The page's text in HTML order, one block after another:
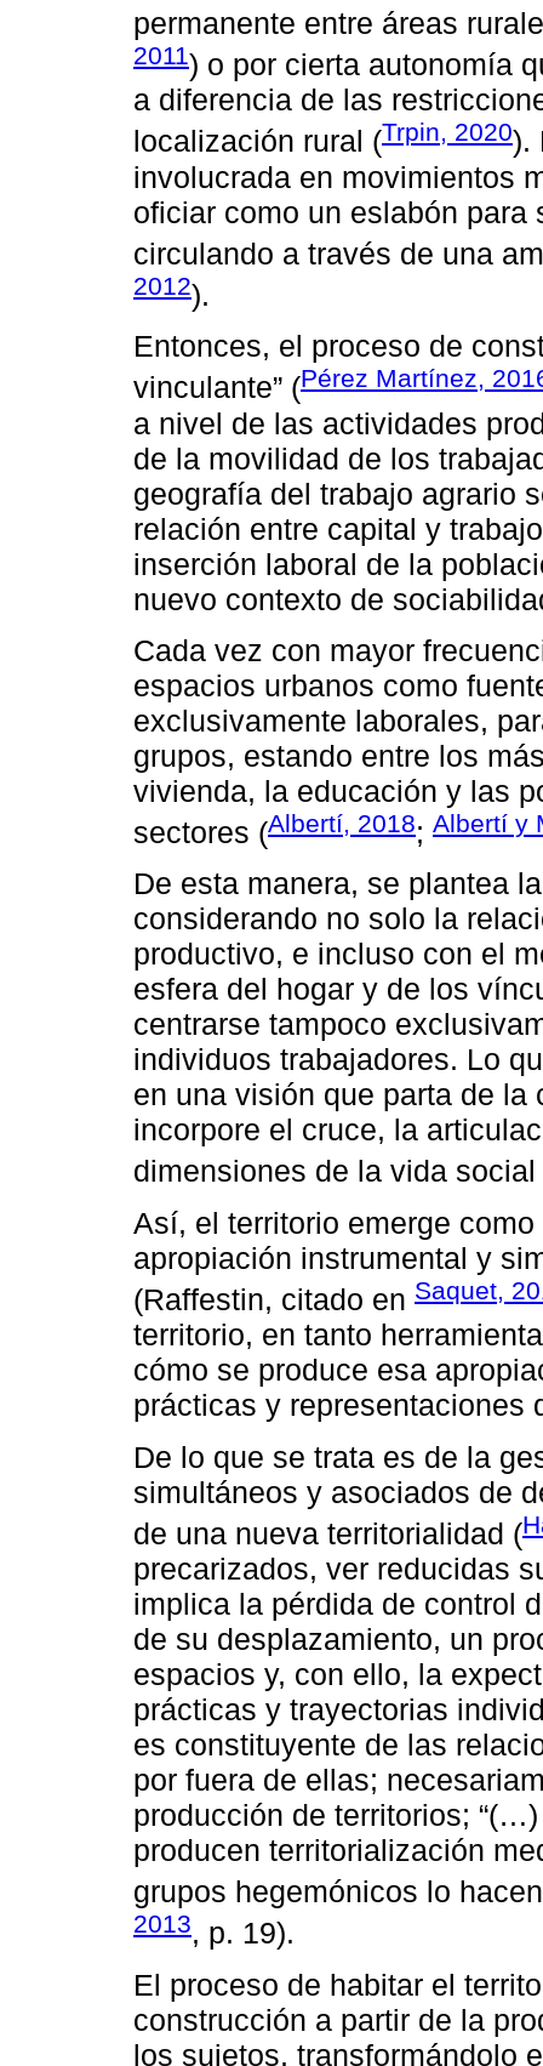
permanente entre áreas
2011) o por cierta autonomía
a diferencia de las
localización rural (Trpin, 2020).
involucrada en movimientos
oficiar como un eslabón
circulando a través de una
2012).
Entonces, el proceso de
vinculante” (Pérez Martínez,
a nivel de las actividades
de la movilidad de los
geografía del trabajo agrario
relación entre capital y
inserción laboral de la
nuevo contexto de
Cada vez con mayor
espacios urbanos como
exclusivamente laborales,
grupos, estando entre los
vivienda, la educación y las
sectores (Albertí, 2018; Albertí y
De esta manera, se plantea
considerando no solo la
productivo, e incluso con el
esfera del hogar y de los
centrarse tampoco
individuos trabajadores. Lo
en una visión que parta de
incorpore el cruce, la
dimensiones de la vida social
Así, el territorio emerge
apropiación instrumental y
(Raffestin, citado en Saquet,
territorio, en tanto
cómo se produce esa
prácticas y representaciones
De lo que se trata es de la
simultáneos y asociados de
de una nueva territorialidad (
precarizados, ver reducidas
implica la pérdida de control
de su desplazamiento, un
espacios y, con ello, la
prácticas y trayectorias
es constituyente de las
por fuera de ellas;
producción de territorios;
producen territorialización
grupos hegemónicos lo
2013, p. 19).
El proceso de habitar el
construcción a partir de la
los sujetos, transformándolo